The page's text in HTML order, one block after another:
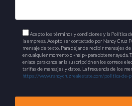
Acepto los términos y condiciones y la Política
la empresa. Acepto ser contactado por Nancy Cruz
mensaje de texto. Para dejar de recibir mensajes
en cualquier momento o «help» para obtener ayuda.
enlace para cancelar la suscripción en los correos
tarifas de mensajes y datos. La frecuencia de los
https://www.nancycruzrealestate.com/politica-de-